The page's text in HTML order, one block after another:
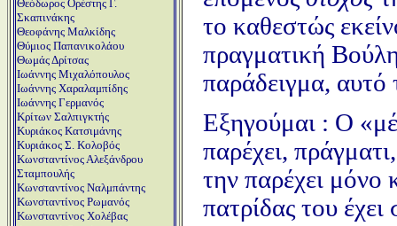
Θεόδωρος Ορέστης Γ.
Σκαπινάκης
Θεοφάνης Μαλκίδης
Θύμιος Παπανικολάου
Θωμάς Δρίτσας
Ιωάννης Μιχαλόπουλος
Ιωάννης Χαραλαμπίδης
Ιωάννης Γερμανός
Κρίτων Σαλπιγκτής
Κυριάκος Κατσιμάνης
Κυριάκος Σ. Κολοβός
Κωνσταντίνος Αλεξάνδρου
Σταμπουλής
Κωνσταντίνος Ναλμπάντης
Κωνσταντίνος Ρωμανός
Κωνσταντίνος Χολέβας
το καθεστώς
πραγματική
παράδειγμα,
Εξηγούμαι : Ο
παρέχει,
την παρέχει
πατρίδας του έχει